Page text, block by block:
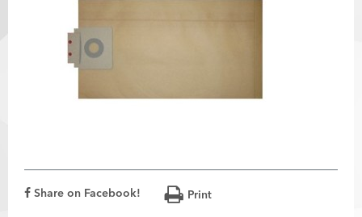
Share on Facebook! Print